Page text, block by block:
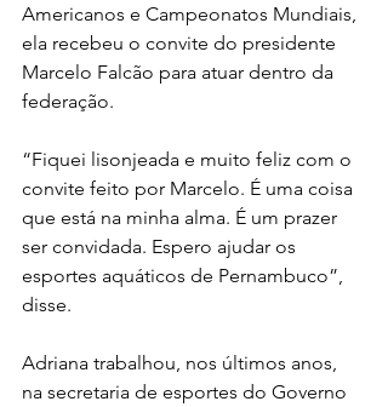
Americanos e Campeonatos Mundiais,
ela recebeu o convite do presidente
Marcelo Falcão para atuar dentro da
federação.
“Fiquei lisonjeada e muito feliz com o
convite feito por Marcelo. É uma coisa
que está na minha alma. É um prazer
ser convidada. Espero ajudar os
esportes aquáticos de Pernambuco”,
disse.
Adriana trabalhou, nos últimos anos,
na secretaria de esportes do Governo